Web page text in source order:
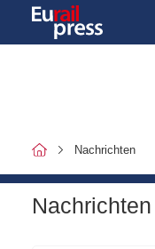
Nachrichten
Nachrichten